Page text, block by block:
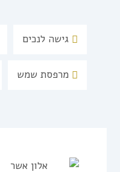
גישה לנכים
מרפסת שמש